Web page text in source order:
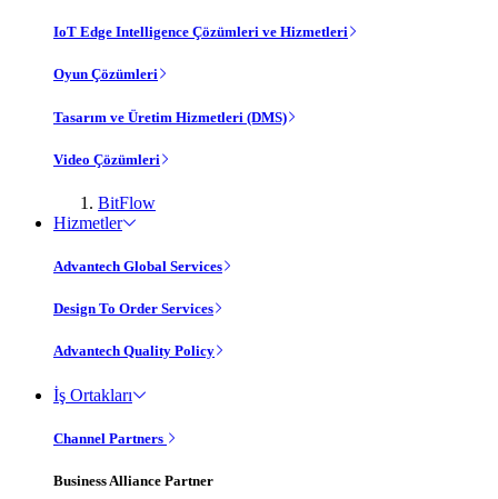
IoT Edge Intelligence Çözümleri ve Hizmetleri
Oyun Çözümleri
Tasarım ve Üretim Hizmetleri (DMS)
Video Çözümleri
BitFlow
Hizmetler
Advantech Global Services
Design To Order Services
Advantech Quality Policy
İş Ortakları
Channel Partners
Business Alliance Partner